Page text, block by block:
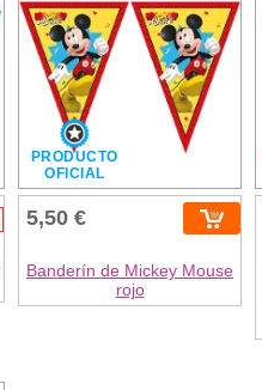
PRODUCTO
OFICIAL
5,50 €
Banderín de Mickey Mouse
rojo